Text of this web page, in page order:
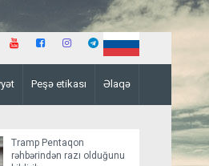
Peşə etikası Əlaqə
Tramp Pentaqon
rəhbərindən razı olduğunu